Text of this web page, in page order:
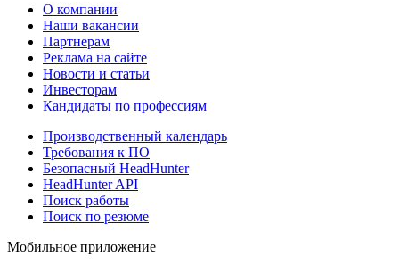
О компании
Наши вакансии
Партнерам
Реклама на сайте
Новости и статьи
Инвесторам
Кандидаты по профессиям
Производственный календарь
Требования к ПО
Безопасный HeadHunter
HeadHunter API
Поиск работы
Поиск по резюме
Мобильное приложение